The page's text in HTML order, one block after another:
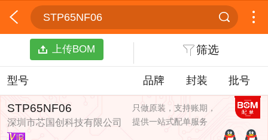
STP65NF06
上传BOM 筛选
型号 品牌 封装 批号
STP65NF06
深圳市芯国创科技有限公司
只做原装，支持账期，
提供一站式配单服务